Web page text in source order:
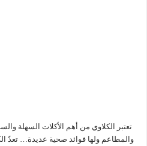
تعتبر الكلاوي من أهم الأكلات السهلة
والمطاعم ولها فوائد صحية عديدة… تعدّ